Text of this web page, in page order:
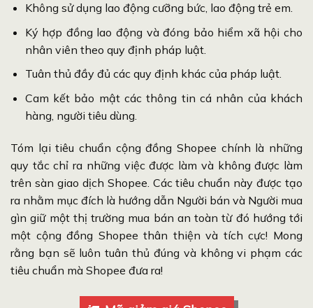
Không sử dụng lao động cưỡng bức, lao động trẻ em.
Ký hợp đồng lao động và đóng bảo hiểm xã hội cho
nhân viên theo quy định pháp luật.
Tuân thủ đầy đủ các quy định khác của pháp luật.
Cam kết bảo mật các thông tin cá nhân của khách
hàng, người tiêu dùng.
Tóm lại tiêu chuẩn cộng đồng Shopee chính là những
quy tắc chỉ ra những việc được làm và không được làm
trên sàn giao dịch Shopee. Các tiêu chuẩn này được tạo
ra nhằm mục đích là hướng dẫn Người bán và Người mua
gìn giữ một thị trường mua bán an toàn từ đó hướng tới
một cộng đồng Shopee thân thiện và tích cực! Mong
rằng bạn sẽ luôn tuân thủ đúng và không vi phạm các
tiêu chuẩn mà Shopee đưa ra!